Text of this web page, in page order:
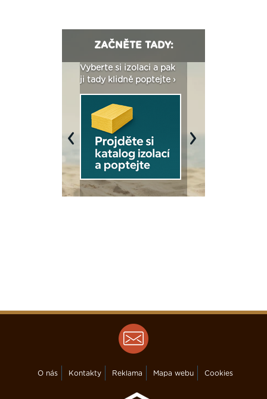
ZAČNĚTE TADY:
Vyberte si izolaci a pak
ji tady klidně poptejte ›
Previous Next
O nás Kontakty Reklama Mapa webu Cookies